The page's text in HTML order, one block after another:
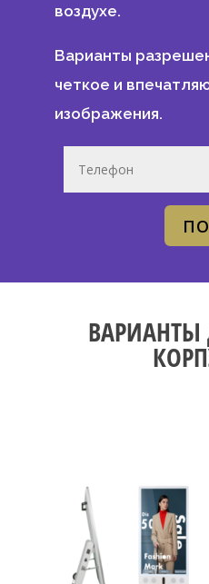
воздухе.
Варианты
четкое и
изображения.